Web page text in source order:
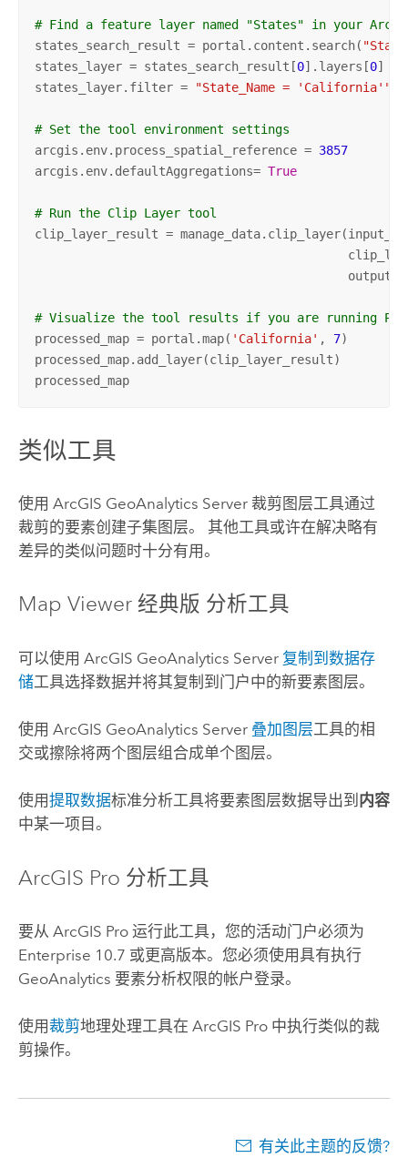
# Find a feature layer named "States" in your
states_search_result = portal.content.search(
states_layer = states_search_result[0].layers[0]
states_layer.filter =
"State_Name = 'California'"
# Set the tool environment settings
arcgis.env.process_spatial_reference = 3857
arcgis.env.defaultAggregations= True
# Run the Clip Layer tool
clip_layer_result =
# Visualize the tool results if you are running
processed_map = portal.map( 'California' , 7)
processed_map.add_layer(clip_layer_result)
processed_map
类似工具
使用 ArcGIS GeoAnalytics Server 裁剪图层工具通过
裁剪的要素创建子集图层。 其他工具或许在解决略有
差异的类似问题时十分有用。
Map Viewer 经典版 分析工具
可以使用 ArcGIS GeoAnalytics Server 复制到数据存
储工具选择数据并将其复制到门户中的新要素图层。
使用 ArcGIS GeoAnalytics Server 叠加图层工具的相
交或擦除将两个图层组合成单个图层。
使用提取数据标准分析工具将要素图层数据导出到 内容
中某一项目。
ArcGIS Pro 分析工具
要从 ArcGIS Pro运行此工具，您的活动门户必须为
Enterprise 10.7 或更高版本。您必须使用具有执行
GeoAnalytics 要素分析权限的帐户登录。
使用 裁剪地理处理工具在 ArcGIS Pro中执行类似的裁
剪操作。
有关此主题的反馈?